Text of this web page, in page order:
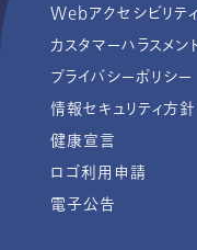
Webアクセシビリテ
カスタマーハラスメ
プライバシーポリシー
情報セキュリティ方針
健康宣言
ロゴ利用申請
電子公告